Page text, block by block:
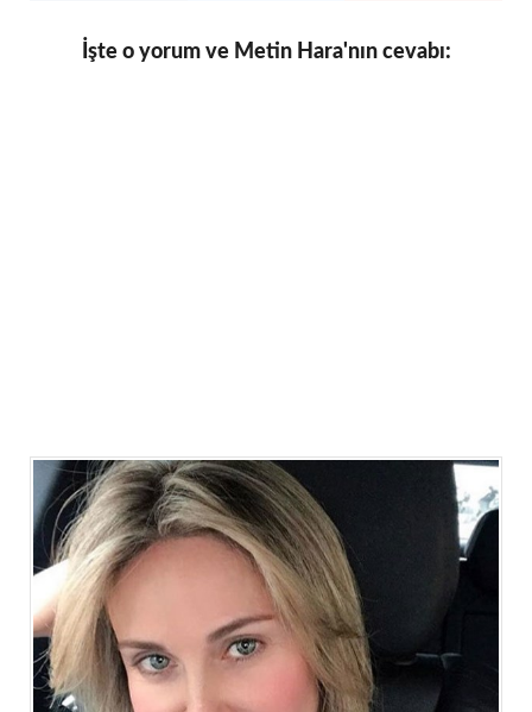
İşte o yorum ve Metin Hara'nın cevabı: